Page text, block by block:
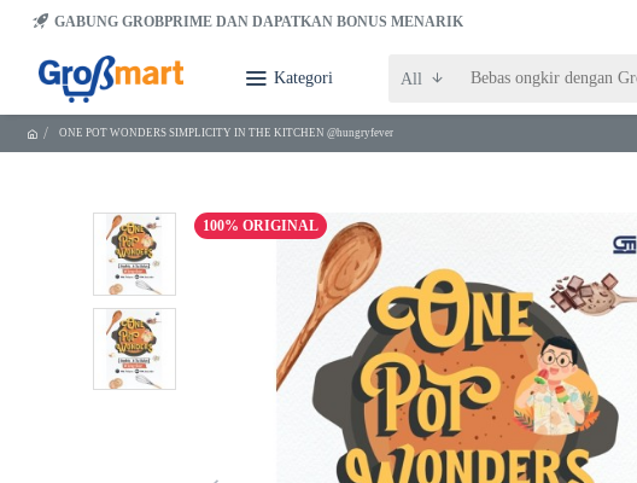
GABUNG GROBPRIME DAN DAPATKAN BONUS MENARIK
Kategori All
ONE POT WONDERS SIMPLICITY IN THE KITCHEN @hungryfever
100% ORIGINAL